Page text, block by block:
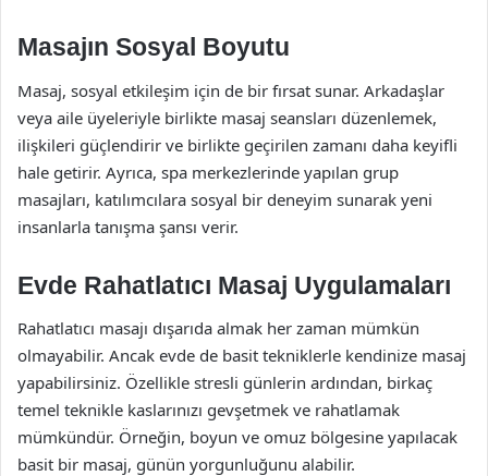
Masajın Sosyal Boyutu
Masaj, sosyal etkileşim için de bir fırsat sunar. Arkadaşlar
veya aile üyeleriyle birlikte masaj seansları düzenlemek,
ilişkileri güçlendirir ve birlikte geçirilen zamanı daha keyifli
hale getirir. Ayrıca, spa merkezlerinde yapılan grup
masajları, katılımcılara sosyal bir deneyim sunarak yeni
insanlarla tanışma şansı verir.
Evde Rahatlatıcı Masaj Uygulamaları
Rahatlatıcı masajı dışarıda almak her zaman mümkün
olmayabilir. Ancak evde de basit tekniklerle kendinize masaj
yapabilirsiniz. Özellikle stresli günlerin ardından, birkaç
temel teknikle kaslarınızı gevşetmek ve rahatlamak
mümkündür. Örneğin, boyun ve omuz bölgesine yapılacak
basit bir masaj, günün yorgunluğunu alabilir.